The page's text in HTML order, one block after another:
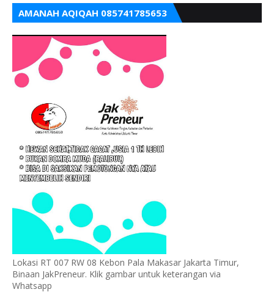
AMANAH AQIQAH 085741785653
Lokasi RT 007 RW 08 Kebon Pala Makasar Jakarta Timur,
Binaan JakPreneur. Klik gambar untuk keterangan via
Whatsapp